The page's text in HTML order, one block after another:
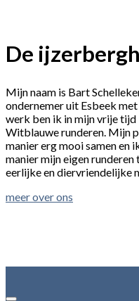
De
Mijn naam is Bart
ondernemer uit Esbeek
werk ben ik in mijn vrije
Witblauwe runderen. Mijn
manier erg mooi samen en
manier mijn eigen
eerlijke en diervriendelijke
meer over ons